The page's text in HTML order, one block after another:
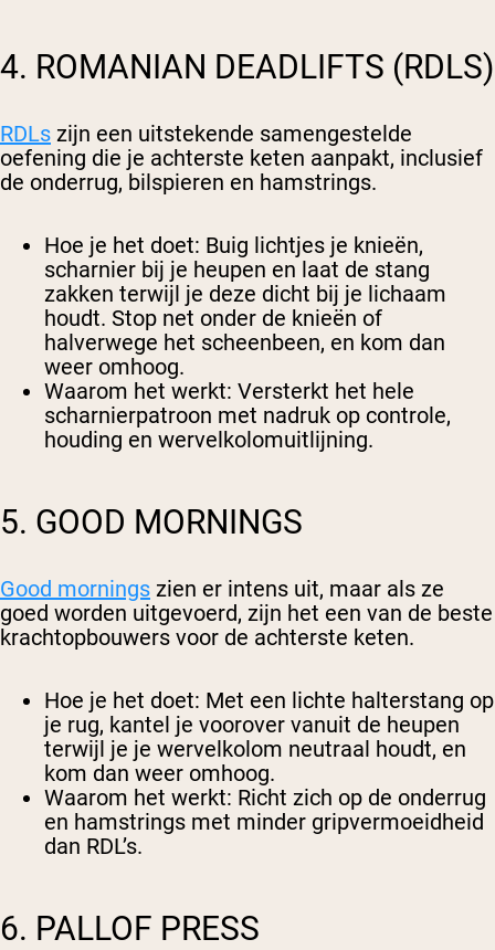
4. ROMANIAN DEADLIFTS (RDLS)
RDLs zijn een uitstekende samengestelde
oefening die je achterste keten aanpakt, inclusief
de onderrug, bilspieren en hamstrings.
Hoe je het doet: Buig lichtjes je knieën,
scharnier bij je heupen en laat de stang
zakken terwijl je deze dicht bij je lichaam
houdt. Stop net onder de knieën of
halverwege het scheenbeen, en kom dan
weer omhoog.
Waarom het werkt: Versterkt het hele
scharnierpatroon met nadruk op controle,
houding en wervelkolomuitlijning.
5. GOOD MORNINGS
Good mornings zien er intens uit, maar als ze
goed worden uitgevoerd, zijn het een van de beste
krachtopbouwers voor de achterste keten.
Hoe je het doet: Met een lichte halterstang op
je rug, kantel je voorover vanuit de heupen
terwijl je je wervelkolom neutraal houdt, en
kom dan weer omhoog.
Waarom het werkt: Richt zich op de onderrug
en hamstrings met minder gripvermoeidheid
dan RDL’s.
6. PALLOF PRESS